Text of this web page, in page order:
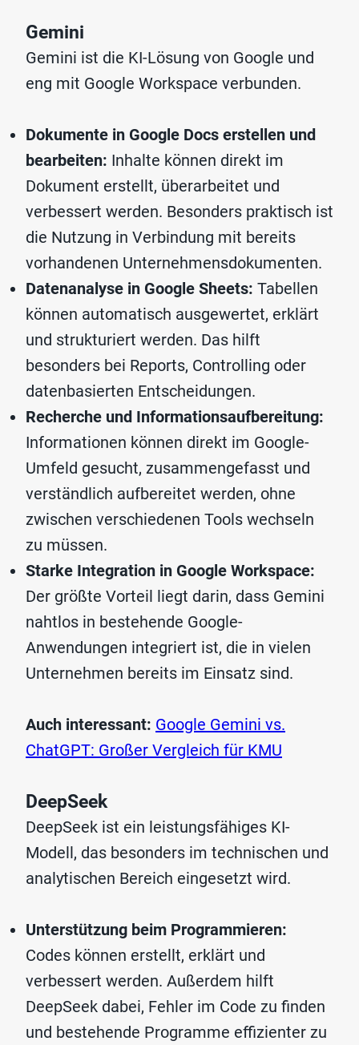
Gemini
Gemini ist die KI-Lösung von Google und
eng mit Google Workspace verbunden.
Dokumente in Google Docs erstellen und
bearbeiten: Inhalte können direkt im
Dokument erstellt, überarbeitet und
verbessert werden. Besonders praktisch ist
die Nutzung in Verbindung mit bereits
vorhandenen Unternehmensdokumenten.
Datenanalyse in Google Sheets: Tabellen
können automatisch ausgewertet, erklärt
und strukturiert werden. Das hilft
besonders bei Reports, Controlling oder
datenbasierten Entscheidungen.
Recherche und Informationsaufbereitung:
Informationen können direkt im Google-
Umfeld gesucht, zusammengefasst und
verständlich aufbereitet werden, ohne
zwischen verschiedenen Tools wechseln
zu müssen.
Starke Integration in Google Workspace:
Der größte Vorteil liegt darin, dass Gemini
nahtlos in bestehende Google-
Anwendungen integriert ist, die in vielen
Unternehmen bereits im Einsatz sind.
Auch interessant: Google Gemini vs.
ChatGPT: Großer Vergleich für KMU
DeepSeek
DeepSeek ist ein leistungsfähiges KI-
Modell, das besonders im technischen und
analytischen Bereich eingesetzt wird.
Unterstützung beim Programmieren:
Codes können erstellt, erklärt und
verbessert werden. Außerdem hilft
DeepSeek dabei, Fehler im Code zu finden
und bestehende Programme effizienter zu